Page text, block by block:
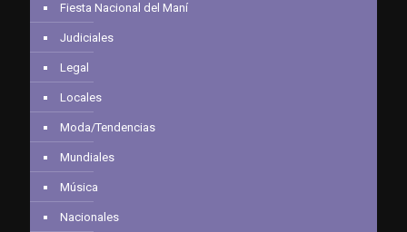
Fiesta Nacional del Maní
Judiciales
Legal
Locales
Moda/Tendencias
Mundiales
Música
Nacionales